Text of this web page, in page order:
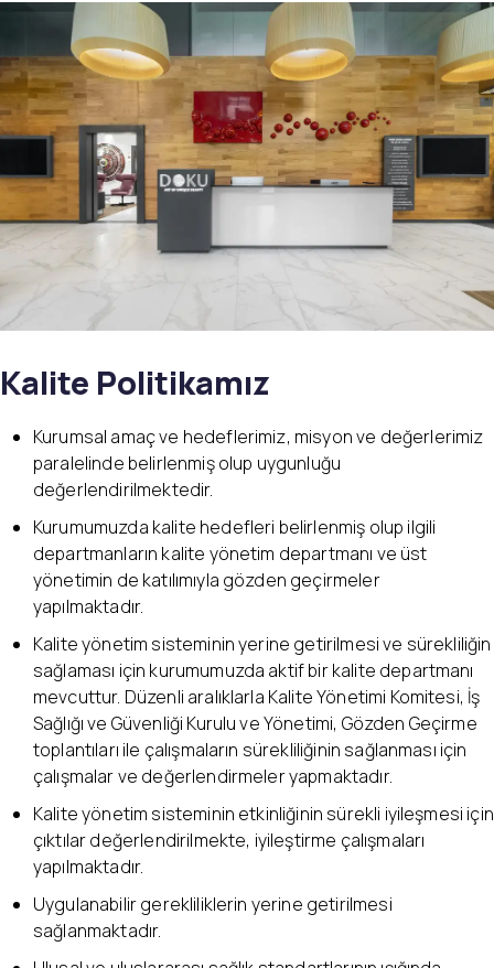
Kalite Politikamız
Kurumsal amaç ve hedeflerimiz, misyon ve değerlerimiz
paralelinde belirlenmiş olup uygunluğu
değerlendirilmektedir.
Kurumumuzda kalite hedefleri belirlenmiş olup ilgili
departmanların kalite yönetim departmanı ve üst
yönetimin de katılımıyla gözden geçirmeler
yapılmaktadır.
Kalite yönetim sisteminin yerine getirilmesi ve sürekliliğin
sağlaması için kurumumuzda aktif bir kalite departmanı
mevcuttur. Düzenli aralıklarla Kalite Yönetimi Komitesi, İş
Sağlığı ve Güvenliği Kurulu ve Yönetimi, Gözden Geçirme
toplantıları ile çalışmaların sürekliliğinin sağlanması için
çalışmalar ve değerlendirmeler yapmaktadır.
Kalite yönetim sisteminin etkinliğinin sürekli iyileşmesi için
çıktılar değerlendirilmekte, iyileştirme çalışmaları
yapılmaktadır.
Uygulanabilir gerekliliklerin yerine getirilmesi
sağlanmaktadır.